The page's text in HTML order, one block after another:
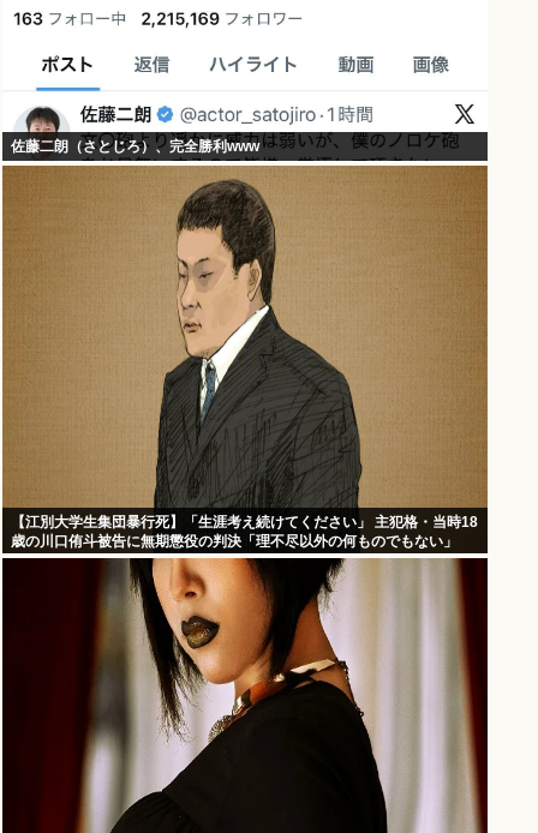
佐藤二朗（さとじろ）、完全勝利www
【江別大学生集団暴行死】「生涯考え続けてください」 主犯格・当時18
歳の川口侑斗被告に無期懲役の判決「理不尽以外の何ものでもない」